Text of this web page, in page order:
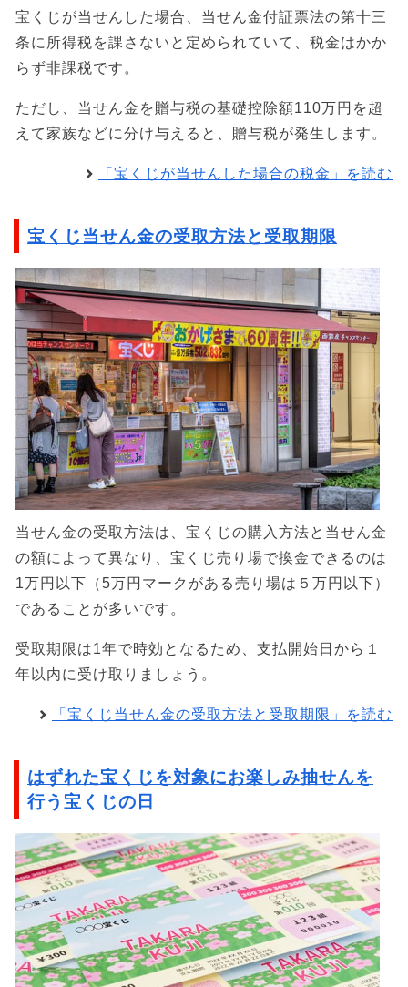
宝くじが当せんした場合、当せん金付証票法の第十三
条に所得税を課さないと定められていて、税金はかか
らず非課税です。
ただし、当せん金を贈与税の基礎控除額110万円を超
えて家族などに分け与えると、贈与税が発生します。
「宝くじが当せんした場合の税金」を読む
宝くじ当せん金の受取方法と受取期限
当せん金の受取方法は、宝くじの購入方法と当せん金
の額によって異なり、宝くじ売り場で換金できるのは
1万円以下（5万円マークがある売り場は５万円以下）
であることが多いです。
受取期限は1年で時効となるため、支払開始日から１
年以内に受け取りましょう。
「宝くじ当せん金の受取方法と受取期限」を読む
はずれた宝くじを対象にお楽しみ抽せんを
行う宝くじの日